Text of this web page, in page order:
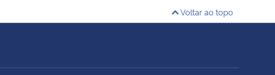
Voltar ao topo